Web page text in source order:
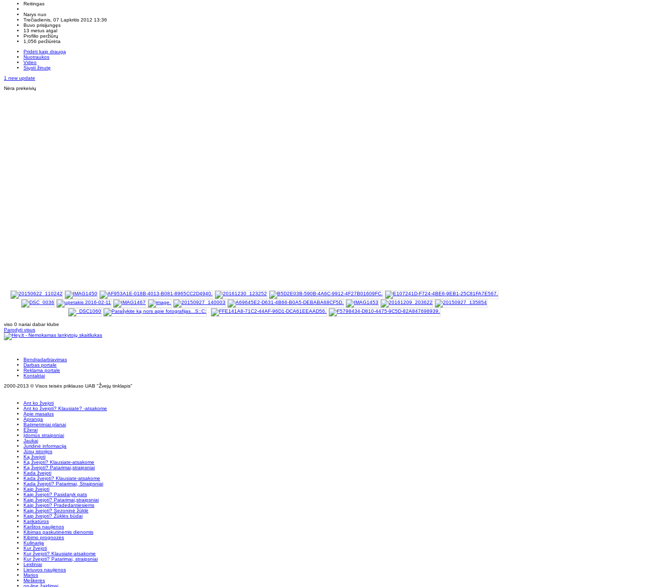
Reitingas
Narys nuo
Trečiadienis, 07 Lapkritis 2012 13:36
Buvo prisijungęs
13 metus atgal
Profilio peržiūrų
1,056 peržiūrėta
Pridėti kaip draugą
Nuotraukos
Video
Siųsti žinutę
1 new update
Nėra prekeivių
viso 0 nariai dabar klube
Parodyti visus
Bendradarbiavimas
Darbas portale
Reklama portale
Kontaktai
2000-2013 © Visos teisės priklauso UAB "Žvejų tinklapis"
Ant ko žvejoti
Ant ko žvejoti? Klausiate? -atsakome
Apie masalus
Apranga
Batimetriniai planai
Ežerai
Įdomūs straipsniai
Jaukai
Juridinė informacija
Jūsų istorijos
Ką žvejoti
Ką žvejoti? Klausiate-atsakome
Ką žvejoti? Patarimai,straipsniai
Kada žvejoti
Kada žvejoti? Klausiate-atsakome
Kada žvejoti? Patarimai, Straipsniai
Kaip žvejoti
Kaip žvejoti? Pasidaryk pats
Kaip žvejoti? Patarimai,straipsniai
Kaip žvejoti? Pradedantiesiems
Kaip žvejoti? Sezoninė žūklė
Kaip žvejoti? Žūklės būdai
Karikatūros
Karštos naujienos
Kibimas paskutinėmis dienomis
Kibimo prognozės
Kulinarija
Kur žvejoti
Kur žvejoti? Klausiate-atsakome
Kur žvejoti? Patarimai, straipsniai
Leidiniai
Lietuvos naujienos
Marios
Meškerės
on-line žaidimai